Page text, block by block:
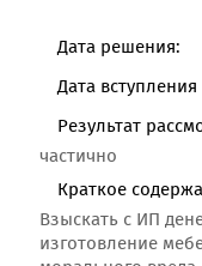
Дата решения:
Дата
Результат
частично
Краткое
Взыскать с ИП
изготовление